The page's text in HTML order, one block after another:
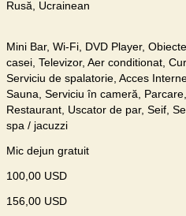
Rusă, Ucrainean
Mini Bar, Wi-Fi, DVD Player,
casei, Televizor, Aer conditionat,
Serviciu de spalatorie, Acces
Sauna, Serviciu în cameră,
Restaurant, Uscator de par, Seif,
spa / jacuzzi
Mic dejun gratuit
100,00 USD
156,00 USD